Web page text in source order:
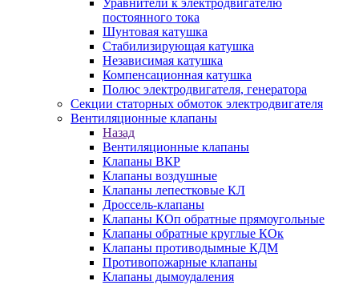
Уравнители к электродвигателю
постоянного тока
Шунтовая катушка
Стабилизирующая катушка
Независимая катушка
Компенсационная катушка
Полюс электродвигателя, генератора
Секции статорных обмоток электродвигателя
Вентиляционные клапаны
Назад
Вентиляционные клапаны
Клапаны ВКР
Клапаны воздушные
Клапаны лепестковые КЛ
Дроссель-клапаны
Клапаны КОп обратные прямоугольные
Клапаны обратные круглые КОк
Клапаны противодымные КДМ
Противопожарные клапаны
Клапаны дымоудаления